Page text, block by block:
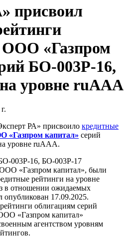
присвоил
ООО «Газпром
БО-003Р-16,
уровне ruAAA
РА» присвоило кредитные
«Газпром капитал» серий
уровне ruAAA.
003Р-16, БО-003Р-17
«Газпром капитал», были
рейтинги на уровне
в отношении ожидаемых
17.09.2025.
облигациям серий
«Газпром капитал»
агентством уровням